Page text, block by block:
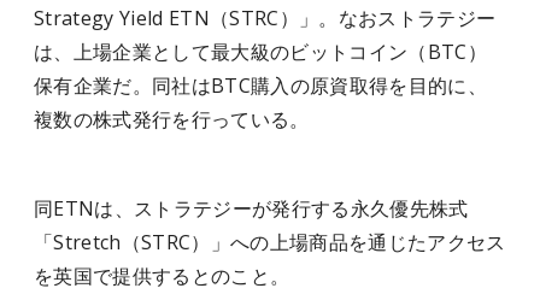
Strategy Yield ETN（STRC）」。なおストラテジー
は、上場企業として最大級のビットコイン（BTC）
保有企業だ。同社はBTC購入の原資取得を目的に、
複数の株式発行を行っている。
同ETNは、ストラテジーが発行する永久優先株式
「Stretch（STRC）」への上場商品を通じたアクセス
を英国で提供するとのこと。